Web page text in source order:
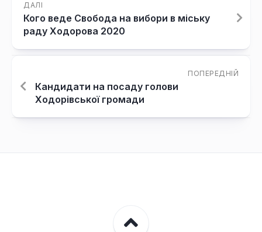
ДАЛІ
Кого веде Свобода на вибори в міську
раду Ходорова 2020
ПОПЕРЕДНІЙ
Кандидати на посаду голови
Ходорівської громади